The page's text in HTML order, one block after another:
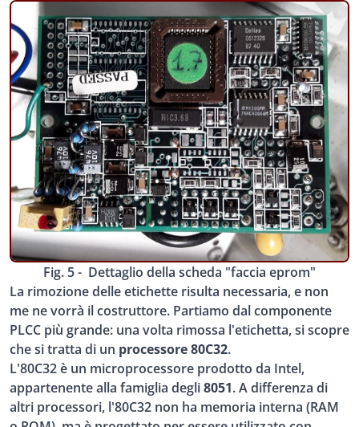
Fig. 5 - Dettaglio della scheda "faccia eprom"
La rimozione delle etichette risulta necessaria, e non
me ne vorrà il costruttore. Partiamo dal componente
PLCC più grande: una volta rimossa l'etichetta, si scopre
che si tratta di un processore 80C32.
L'80C32 è un microprocessore prodotto da Intel,
appartenente alla famiglia degli8051. A differenza di
altri processori, l'80C32 non ha memoria interna (RAM